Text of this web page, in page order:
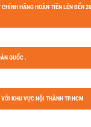
HÃNG HOÀN TIỀN LÊN ĐẾN
QUỐC .
KHU VỰC NỘI THÀNH TP.HCM